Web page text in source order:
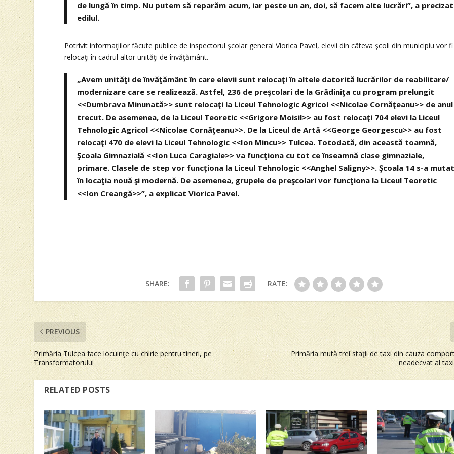
de lungă în timp. Nu putem să reparăm acum, iar peste un an, doi, să facem alte lucrări”, a precizat
edilul.
Potrivit informaţiilor făcute publice de inspectorul şcolar general Viorica Pavel, elevii din câteva şcoli din municipiu vor fi
relocaţi în cadrul altor unităţi de învăţământ.
„Avem unităţi de învăţământ în care elevii sunt relocaţi în altele datorită lucrărilor de reabilitare/
modernizare care se realizează. Astfel, 236 de preşcolari de la Grădiniţa cu program prelungit
<<Dumbrava Minunată>> sunt relocaţi la Liceul Tehnologic Agricol <<Nicolae Cornăţeanu>> de anul
trecut. De asemenea, de la Liceul Teoretic <<Grigore Moisil>> au fost relocaţi 704 elevi la Liceul
Tehnologic Agricol <<Nicolae Cornăţeanu>>. De la Liceul de Artă <<George Georgescu>> au fost
relocaţi 470 de elevi la Liceul Tehnologic <<Ion Mincu>> Tulcea. Totodată, din această toamnă,
Şcoala Gimnazială <<Ion Luca Caragiale>> va funcţiona cu tot ce înseamnă clase gimnaziale,
primare. Clasele de step vor funcţiona la Liceul Tehnologic <<Anghel Saligny>>. Şcoala 14 s-a
în locaţia nouă şi modernă. De asemenea, grupele de preşcolari vor funcţiona la Liceul Teoretic
<<Ion Creangă>>”, a explicat Viorica Pavel.
SHARE: RATE:
PREVIOUS
Primăria Tulcea face locuinţe cu chirie pentru tineri, pe
Transformatorului
Primăria mută trei staţii de taxi din cauza
neadecvat al
RELATED POSTS